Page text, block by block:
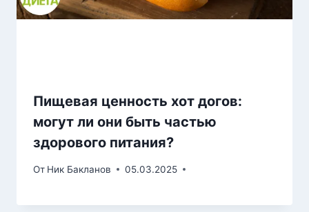
Пищевая ценность хот догов:
могут ли они быть частью
здорового питания?
От Ник Бакланов 05.03.2025